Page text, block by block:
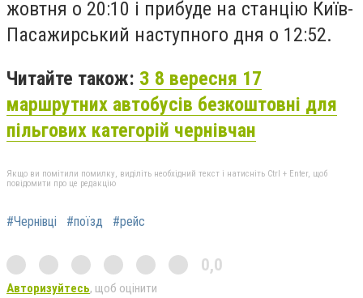
жовтня о 20:10 і прибуде на станцію Київ-
Пасажирський наступного дня о 12:52.
Читайте також: З 8 вересня 17
маршрутних автобусів безкоштовні для
пільгових категорій чернівчан
Якщо ви помітили помилку, виділіть необхідний текст і натисніть Ctrl + Enter, щоб
повідомити про це редакцію
#Чернівці #поїзд #рейс
0,0
Авторизуйтесь, щоб оцінити